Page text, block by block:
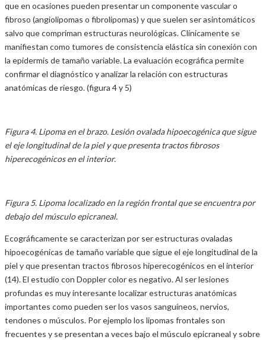
que en ocasiones pueden presentar un componente vascular o
fibroso (angiolipomas o fibrolipomas) y que suelen ser asintomáticos
salvo que compriman estructuras neurológicas. Clínicamente se
manifiestan como tumores de consistencia elástica sin conexión con
la epidermis de tamaño variable. La evaluación ecográfica permite
confirmar el diagnóstico y analizar la relación con estructuras
anatómicas de riesgo. (figura 4 y 5)
Figura 4. Lipoma en el brazo. Lesión ovalada hipoecogénica que sigue
el eje longitudinal de la piel y que presenta tractos fibrosos
hiperecogénicos en el interior.
Figura 5. Lipoma localizado en la región frontal que se encuentra por
debajo del músculo epicraneal.
Ecográficamente se caracterizan por ser estructuras ovaladas
hipoecogénicas de tamaño variable que sigue el eje longitudinal de la
piel y que presentan tractos fibrosos hiperecogénicos en el interior
(14). El estudio con Doppler color es negativo. Al ser lesiones
profundas es muy interesante localizar estructuras anatómicas
importantes como pueden ser los vasos sanguíneos, nervios,
tendones o músculos. Por ejemplo los lipomas frontales son
frecuentes y se presentan a veces bajo el músculo epicraneal y sobre